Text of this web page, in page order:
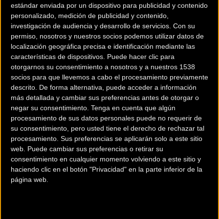
estándar enviada por un dispositivo para publicidad y contenido
personalizado, medición de publicidad y contenido,
investigación de audiencia y desarrollo de servicios. Con su
permiso, nosotros y nuestros socios podemos utilizar datos de
localización geográfica precisa e identificación mediante las
características de dispositivos. Puede hacer clic para
otorgarnos su consentimiento a nosotros y a nuestros 1538
socios para que llevemos a cabo el procesamiento previamente
descrito. De forma alternativa, puede acceder a información
más detallada y cambiar sus preferencias antes de otorgar o
negar su consentimiento. Tenga en cuenta que algún
procesamiento de sus datos personales puede no requerir de
su consentimiento, pero usted tiene el derecho de rechazar tal
procesamiento. Sus preferencias se aplicarán solo a este sitio
web. Puede cambiar sus preferencias o retirar su
consentimiento en cualquier momento volviendo a este sitio y
haciendo clic en el botón "Privacidad" en la parte inferior de la
página web.
Terms of use © 1987–2026 HERE
200 km
¿Eres el propietario de esta tienda? Descubre cómohacerte tienda
Premium para llegar a más clientes.
Comercios Bz Premium